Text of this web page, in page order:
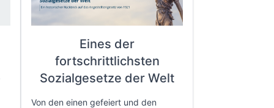
Eines der
fortschrittlichsten
Sozialgesetze der Welt
Von den einen gefeiert und den